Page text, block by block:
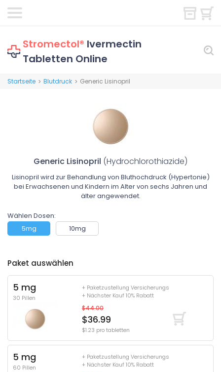
Stromectol® Ivermectin
Tabletten Online
Startseite > Blutdruck > Generic Lisinopril
Generic Lisinopril (Hydrochlorothiazide)
Lisinopril wird zur Behandlung von Bluthochdruck (Hypertonie)
bei Erwachsenen und Kindern im Alter von sechs Jahren und
älter angewendet.
Wählen Dosen:
5mg
10mg
Paket auswählen
5 mg
30 Pillen
+ Paketzustellung Versicherungs
+ Nächster Kauf 10% Rabatt
$44.00
$36.99
$1.23 pro tabletten
5 mg
60 Pillen
+ Paketzustellung Versicherungs
+ Nächster Kauf 10% Rabatt